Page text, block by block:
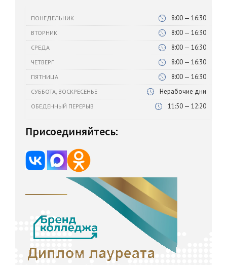
ПОНЕДЕЛЬНИК 8:00 — 16:30
ВТОРНИК 8:00 — 16:30
СРЕДА 8:00 — 16:30
ЧЕТВЕРГ 8:00 — 16:30
ПЯТНИЦА 8:00 — 16:30
СУББОТА, ВОСКРЕСЕНЬЕ Нерабочие дни
ОБЕДЕННЫЙ ПЕРЕРЫВ 11:50 — 12:20
Присоединяйтесь: